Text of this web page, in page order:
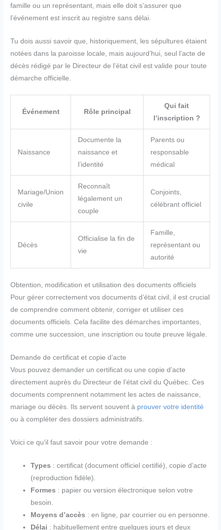
famille ou un représentant, mais elle doit s’assurer que
l’événement est inscrit au registre sans délai.
Tu dois aussi savoir que, historiquement, les sépultures étaient
notées dans la paroisse locale, mais aujourd’hui, seul l’acte de
décès rédigé par le Directeur de l’état civil est valide pour toute
démarche officielle.
Événement Rôle principal
Qui fait
l’inscription ?
Naissance
Documente la
naissance et
l’identité
Parents ou
responsable
médical
Mariage/Union
civile
Reconnaît
légalement un
couple
Conjoints,
célébrant officiel
Décès
Officialise la fin de
vie
Famille,
représentant ou
autorité
Obtention, modification et utilisation des documents officiels
Pour gérer correctement vos documents d’état civil, il est crucial
de comprendre comment obtenir, corriger et utiliser ces
documents officiels. Cela facilite des démarches importantes,
comme une succession, une inscription ou toute preuve légale.
Demande de certificat et copie d’acte
Vous pouvez demander un certificat ou une copie d’acte
directement auprès du Directeur de l’état civil du Québec. Ces
documents comprennent notamment les actes de naissance,
mariage ou décès. Ils servent souvent à prouver votre identité
ou à compléter des dossiers administratifs.
Voici ce qu’il faut savoir pour votre demande :
Types : certificat (document officiel certifié), copie d’acte
(reproduction fidèle).
Formes : papier ou version électronique selon votre
besoin.
Moyens d’accès : en ligne, par courrier ou en personne.
Délai : habituellement entre quelques jours et deux